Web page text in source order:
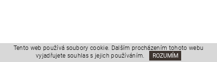
Tento web používá soubory cookie. Dalším procházením tohoto webu
vyjadřujete souhlas s jejich používáním.
ROZUMÍM